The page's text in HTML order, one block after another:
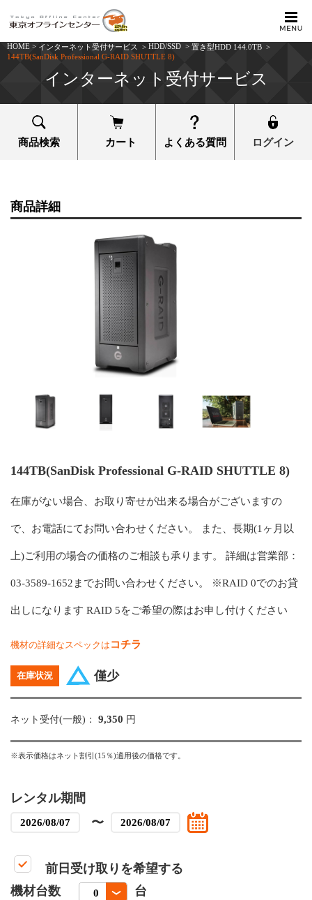
HOME > インターネット受付サービス > HDD/SSD > 置き型HDD 144.0TB >
144TB(SanDisk Professional G-RAID SHUTTLE 8)
インターネット受付サービス
商品検索 カート よくある質問 ログイン
商品詳細
144TB(SanDisk Professional G-RAID SHUTTLE 8)
在庫がない場合、お取り寄せが出来る場合がございますの
で、お電話にてお問い合わせください。 また、長期(1ヶ月以
上)ご利用の場合の価格のご相談も承ります。 詳細は営業部：
03-3589-1652までお問い合わせください。 ※RAID 0でのお貸
出しになります RAID 5をご希望の際はお申し付けください
機材の詳細なスペックは コチラ
在庫状況 僅少
ネット受付(一般)： 9,350 円
※表示価格はネット割引(15％)適用後の価格です。
レンタル期間
〜
前日受け取りを希望する
機材台数
台